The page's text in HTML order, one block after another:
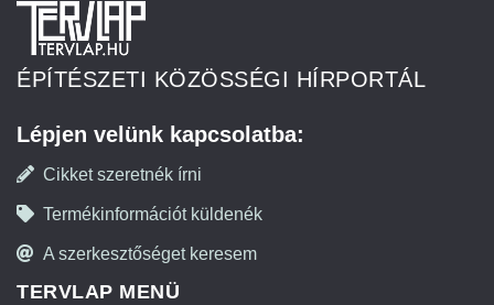
ÉPÍTÉSZETI KÖZÖSSÉGI HÍRPORTÁL
Lépjen velünk kapcsolatba:
Cikket szeretnék írni
Termékinformációt küldenék
A szerkesztőséget keresem
TERVLAP MENÜ